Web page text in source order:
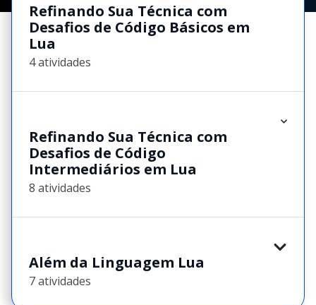
Refinando Sua Técnica com
Desafios de Código Básicos em
Lua
4 atividades
Refinando Sua Técnica com
Desafios de Código
Intermediários em Lua
8 atividades
Além da Linguagem Lua
7 atividades